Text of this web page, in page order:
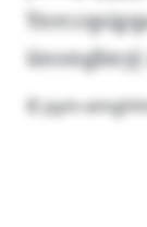
ünongbxyj
© pym-